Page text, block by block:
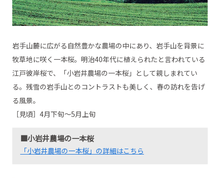
岩手山麓に広がる自然豊かな農場の中にあり、岩手山を背景に
牧草地に咲く一本桜。明治40年代に植えられたと言われている
江戸彼岸桜で、「小岩井農場の一本桜」として親しまれてい
る。残雪の岩手山とのコントラストも美しく、春の訪れを告げ
る風景。
［見頃］4月下旬～5月上旬
■小岩井農場の一本桜
「小岩井農場の一本桜」の詳細はこちら